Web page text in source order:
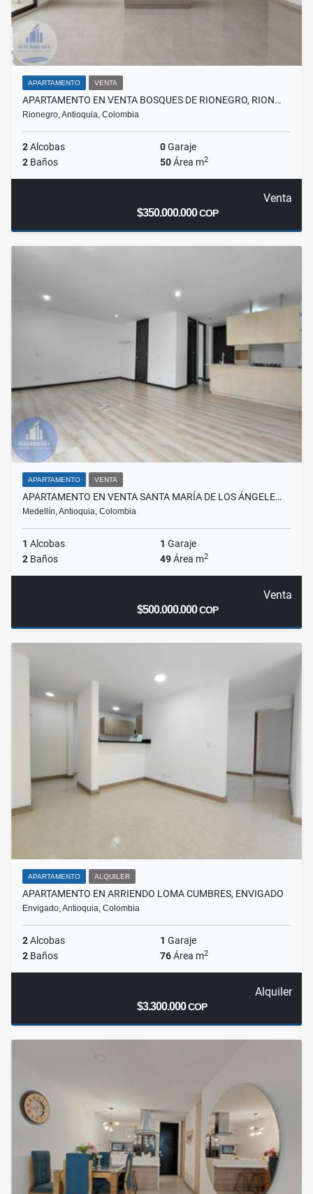
APARTAMENTO VENTA
APARTAMENTO EN VENTA BOSQUES DE RIONEGRO, RION…
Rionegro, Antioquia, Colombia
2Alcobas 0Garaje
2 Baños 50Área m2
Venta
$350.000.000COP
APARTAMENTO VENTA
APARTAMENTO EN VENTA SANTA MARÍA DE LOS ÁNGELE…
Medellín, Antioquia, Colombia
1 Alcobas 1 Garaje
2 Baños 49Área m2
Venta
$500.000.000COP
APARTAMENTO ALQUILER
APARTAMENTO EN ARRIENDO LOMA CUMBRES, ENVIGADO
Envigado, Antioquia, Colombia
2Alcobas 1 Garaje
2 Baños 76Área m2
Alquiler
$3.300.000COP